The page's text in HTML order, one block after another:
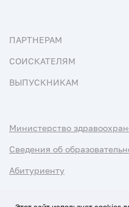
ПАРТНЕРАМ
СОИСКАТЕЛЯМ
ВЫПУСКНИКАМ
Министерство
Сведения об
Абитуриенту